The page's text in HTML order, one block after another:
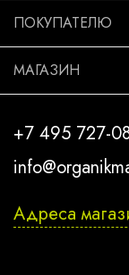
ПОКУПАТЕЛЮ
МАГАЗИН
+7 495 727-
Адреса